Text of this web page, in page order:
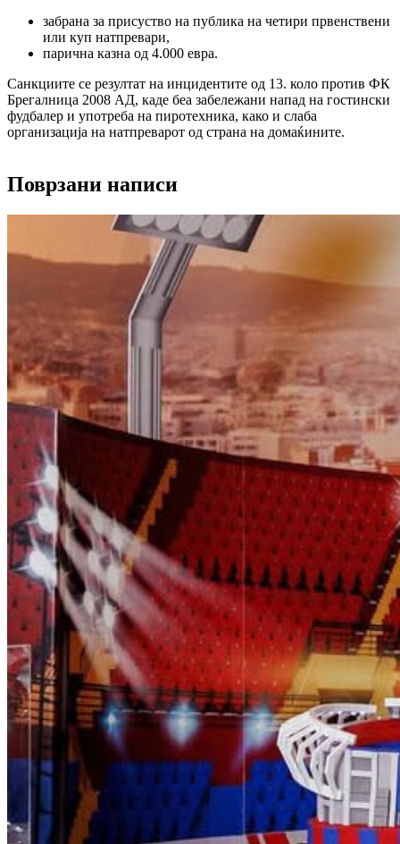
забрана за присуство на публика на четири првенствени
или куп натпревари,
парична казна од 4.000 евра.
Санкциите се резултат на инцидентите од 13. коло против ФК
Брегалница 2008 АД, каде беа забележани напад на гостински
фудбалер и употреба на пиротехника, како и слаба
организација на натпреварот од страна на домаќините.
Поврзани написи